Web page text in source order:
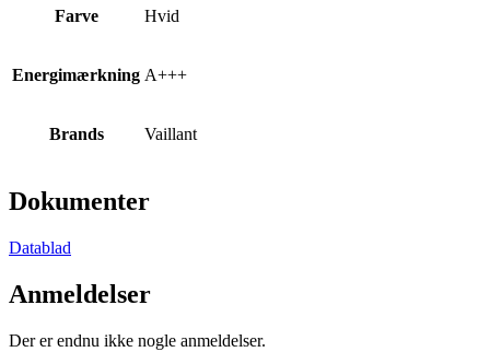
Farve Hvid
Energimærkning A+++
Brands Vaillant
Dokumenter
Datablad
Anmeldelser
Der er endnu ikke nogle anmeldelser.